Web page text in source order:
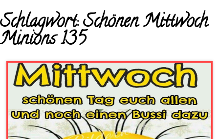
Startseite
Neue Bilder
Schlagwort:Schönen Mittwoch
Minions 135